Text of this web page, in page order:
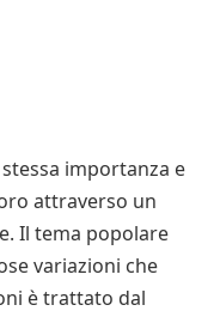
importanza e
attraverso un
Il tema popolare
variazioni che
è trattato dal